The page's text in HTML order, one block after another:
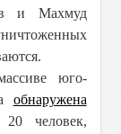
и Махмуд
юго-
обнаружена
человек,